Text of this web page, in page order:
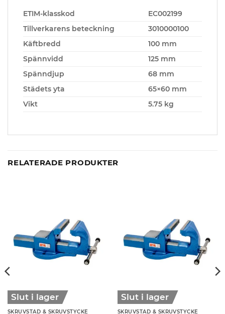
ETIM-klasskod
EC002199
Tillverkarens beteckning
3010000100
Käftbredd
100 mm
Spännvidd
125 mm
Spänndjup
68 mm
Städets yta
65×60 mm
Vikt
5.75 kg
RELATERADE PRODUKTER
Slut i lager
SKRUVSTÄD & SKRUVSTYCKE
Slut i lager
SKRUVSTÄD & SKRUVSTYCKE